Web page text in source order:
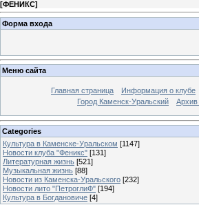
[ФЕНИКС]
Форма входа
Меню сайта
Главная страница Информация о клубе
Город Каменск-Уральский
Архив
Categories
Культура в Каменске-Уральском [1147]
Новости клуба "Феникс" [131]
Литературная жизнь [521]
Музыкальная жизнь [88]
Новости из Каменска-Уральского [232]
Новости лито "ПетроглиФ" [194]
Культура в Богдановиче [4]